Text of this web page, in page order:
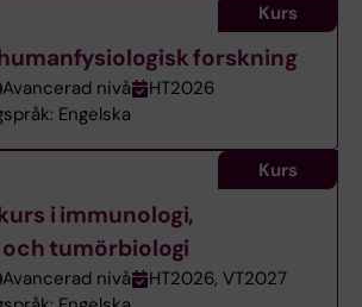
forskning
Avancerad nivå
HT2026
Engelska
Kurs
i immunologi,
tumörbiologi
Avancerad nivå
HT2026, VT2027
Kurs